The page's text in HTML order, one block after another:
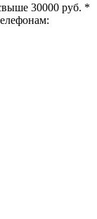
30000 руб. *